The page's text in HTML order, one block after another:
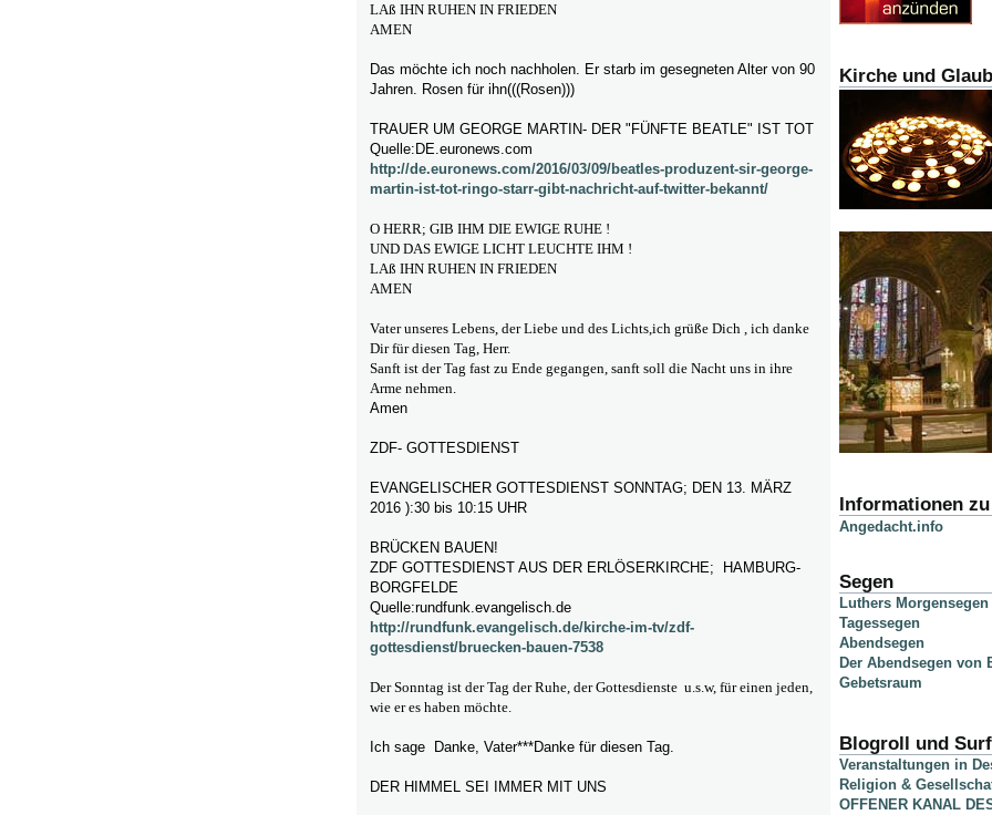
LAß IHN RUHEN IN FRIEDEN
AMEN
Das möchte ich noch nachholen. Er starb im gesegneten Alter von 90
Jahren. Rosen für ihn(((Rosen)))
TRAUER UM GEORGE MARTIN- DER "FÜNFTE BEATLE" IST TOT
Quelle:DE.euronews.com
http://de.euronews.com/2016/03/09/beatles-produzent-sir-george-
martin-ist-tot-ringo-starr-gibt-nachricht-auf-twitter-bekannt/
O HERR; GIB IHM DIE EWIGE RUHE !
UND DAS EWIGE LICHT LEUCHTE IHM !
LAß IHN RUHEN IN FRIEDEN
AMEN
Vater unseres Lebens, der Liebe und des Lichts,ich grüße Dich , ich danke
Dir für diesen Tag, Herr.
Sanft ist der Tag fast zu Ende gegangen, sanft soll die Nacht uns in ihre
Arme nehmen.
Amen
ZDF- GOTTESDIENST
EVANGELISCHER GOTTESDIENST SONNTAG; DEN 13. MÄRZ
2016 ):30 bis 10:15 UHR
BRÜCKEN BAUEN!
ZDF GOTTESDIENST AUS DER ERLÖSERKIRCHE; HAMBURG-
BORGFELDE
Quelle:rundfunk.evangelisch.de
http://rundfunk.evangelisch.de/kirche-im-tv/zdf-
gottesdienst/bruecken-bauen-7538
Der Sonntag ist der Tag der Ruhe, der Gottesdienste u.s.w, für einen jeden,
wie er es haben möchte.
Ich sage Danke, Vater***Danke für diesen Tag.
DER HIMMEL SEI IMMER MIT UNS
Kirche und
Informationen
Angedacht.info
Segen
Luthers Morgensegen
Tagessegen
Abendsegen
Der Abendsegen von
Gebetsraum
Blogroll und
Veranstaltungen in
Religion &
OFFENER KANAL